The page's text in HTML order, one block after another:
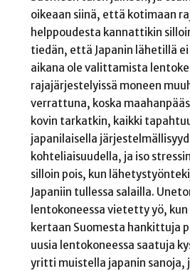
oikeaan siinä, että kotimaan
helppoudesta kannattikin
tiedän, että Japanin lähetillä
aikana ole valittamista
rajajärjestelyissä moneen
verrattuna, koska
kovin tarkatkin, kaikki
japanilaisella
kohteliaisuudella, ja iso
silloin pois, kun
Japaniin tullessa salailla.
lentokoneessa vietetty yö,
kertaan Suomesta hankittuja
uusia lentokoneessa saatuja
yritti muistella japanin sanoja,